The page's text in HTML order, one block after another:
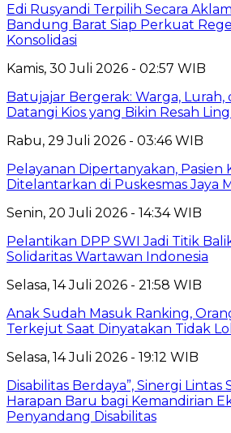
Edi Rusyandi Terpilih Secara
Bandung Barat Siap Perkuat
Konsolidasi
Kamis, 30 Juli 2026 - 02:57 WIB
Batujajar Bergerak: Warga, Lurah,
Datangi Kios yang Bikin Resah
Rabu, 29 Juli 2026 - 03:46 WIB
Pelayanan Dipertanyakan, Pasien
Ditelantarkan di Puskesmas Jaya
Senin, 20 Juli 2026 - 14:34 WIB
Pelantikan DPP SWI Jadi Titik
Solidaritas Wartawan Indonesia
Selasa, 14 Juli 2026 - 21:58 WIB
Anak Sudah Masuk Ranking,
Terkejut Saat Dinyatakan Tidak
Selasa, 14 Juli 2026 - 19:12 WIB
Disabilitas Berdaya”, Sinergi
Harapan Baru bagi Kemandirian
Penyandang Disabilitas